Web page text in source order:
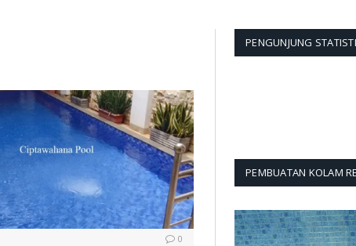
0
PENGUNJUNG
PEMBUATAN KOLAM
Pemutar
Video